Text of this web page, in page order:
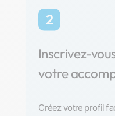
2
Inscrivez-
votre
Créez votre profil